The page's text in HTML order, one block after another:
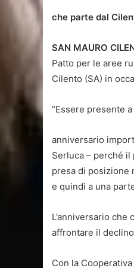
che parte dal
SAN MAURO
Patto per le aree
Cilento (SA) in
“Essere presente
anniversario
Serluca – perché
presa di posizione
e quindi a una
L’anniversario
affrontare il
Con la